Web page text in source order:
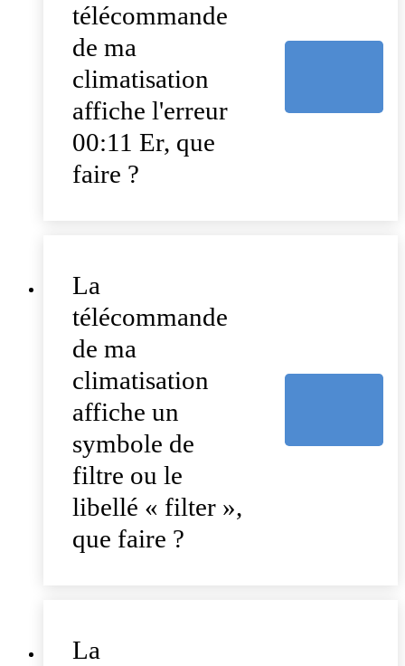
télécommande
de ma
climatisation
affiche l'erreur
00:11 Er, que
faire ?
La
télécommande
de ma
climatisation
affiche un
symbole de
filtre ou le
libellé « filter »,
que faire ?
La